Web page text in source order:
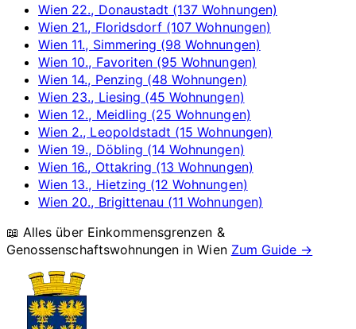
Wien 22., Donaustadt (137 Wohnungen)
Wien 21., Floridsdorf (107 Wohnungen)
Wien 11., Simmering (98 Wohnungen)
Wien 10., Favoriten (95 Wohnungen)
Wien 14., Penzing (48 Wohnungen)
Wien 23., Liesing (45 Wohnungen)
Wien 12., Meidling (25 Wohnungen)
Wien 2., Leopoldstadt (15 Wohnungen)
Wien 19., Döbling (14 Wohnungen)
Wien 16., Ottakring (13 Wohnungen)
Wien 13., Hietzing (12 Wohnungen)
Wien 20., Brigittenau (11 Wohnungen)
📖 Alles über Einkommensgrenzen &
Genossenschaftswohnungen inWien Zum Guide →